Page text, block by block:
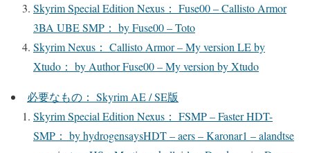
Skyrim Special Edition Nexus： Fuse00 – Callisto Armor
3BA UBE SMP： by Fuse00 – Toto
Skyrim Nexus： Callisto Armor – My version LE by
Xtudo： by Author Fuse00 – My version by Xtudo
必要なもの： Skyrim AE / SE版
Skyrim Special Edition Nexus： FSMP – Faster HDT-
SMP： by hydrogensaysHDT – aers – Karonar1 – alandtse